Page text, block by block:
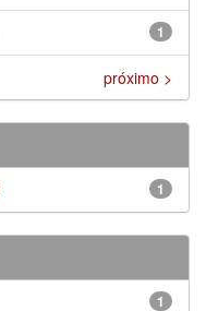
1
próximo >
1
1